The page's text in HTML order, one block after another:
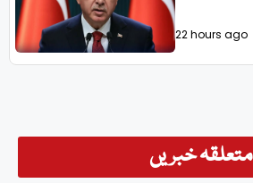
22 hours ago
متعلقہ خبریں